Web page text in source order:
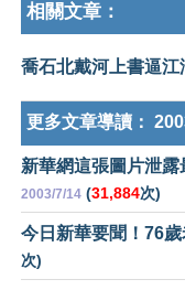
相關文章：
喬石北戴河上書逼
更多文章導讀：
新華網這張圖片泄
2003/7/14 (31,884次)
今日新華要聞！76
次)